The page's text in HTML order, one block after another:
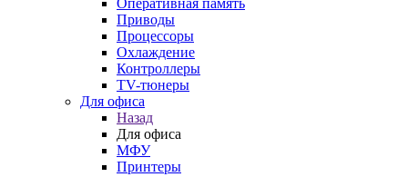
Оперативная память
Приводы
Процессоры
Охлаждение
Контроллеры
TV-тюнеры
Для офиса
Назад
Для офиса
МФУ
Принтеры